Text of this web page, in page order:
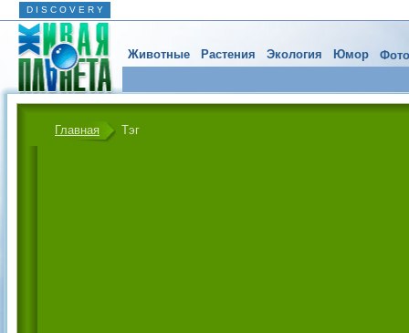
D I S C O V E R Y
Животные Растения Экология Юмор
Главная Тэг